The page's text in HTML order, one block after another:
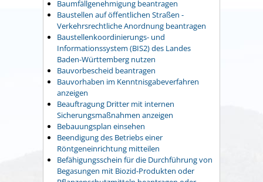
Baumfällgenehmigung beantragen
Baustellen auf öffentlichen Straßen -
Verkehrsrechtliche Anordnung beantragen
Baustellenkoordinierungs- und
Informationssystem (BIS2) des Landes
Baden-Württemberg nutzen
Bauvorbescheid beantragen
Bauvorhaben im Kenntnisgabeverfahren
anzeigen
Beauftragung Dritter mit internen
Sicherungsmaßnahmen anzeigen
Bebauungsplan einsehen
Beendigung des Betriebs einer
Röntgeneinrichtung mitteilen
Befähigungsschein für die Durchführung von
Begasungen mit Biozid-Produkten oder